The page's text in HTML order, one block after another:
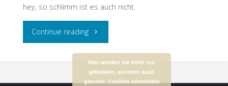
hey, so schlimm ist es auch nicht.
Continue reading"Wenn
ich
groß
Hier werden sie nicht nur
gebacken, sondern auch
genutzt. Cookies erleichtern